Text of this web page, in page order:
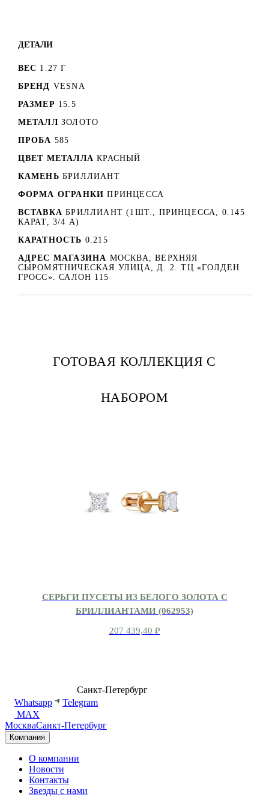
ДЕТАЛИ
ВЕС 1.27 Г
БРЕНД VESNA
РАЗМЕР 15.5
МЕТАЛЛ ЗОЛОТО
ПРОБА 585
ЦВЕТ МЕТАЛЛА КРАСНЫЙ
КАМЕНЬ БРИЛЛИАНТ
ФОРМА ОГРАНКИ ПРИНЦЕССА
ВСТАВКА БРИЛЛИАНТ (1ШТ., ПРИНЦЕССА, 0.145
КАРАТ, 3/4 А)
КАРАТНОСТЬ 0.215
АДРЕС МАГАЗИНА МОСКВА, ВЕРХНЯЯ
СЫРОМЯТНИЧЕСКАЯ УЛИЦА, Д. 2. ТЦ «ГОЛДЕН
ГРОСС». САЛОН 115
ГОТОВАЯ КОЛЛЕКЦИЯ С
НАБОРОМ
СЕРЬГИ ПУСЕТЫ ИЗ БЕЛОГО ЗОЛОТА С
БРИЛЛИАНТАМИ (062953)
207 439,40 ₽
Санкт-Петербург
Whatsapp
Telegram
MAX
МоскваСанкт-Петербург
Компания
О компании
Новости
Контакты
Звезды с нами